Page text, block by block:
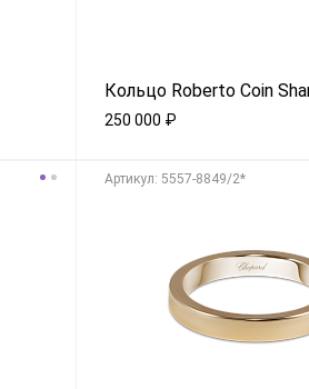
Кольцо Roberto Coin
250 000 ₽
Aртикул: 5557-8849/2*